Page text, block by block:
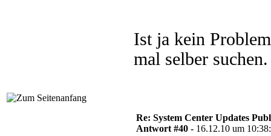
Ist ja kein
mal selber
Re: System Center Updates
Antwort #40 - 16.12.10 um